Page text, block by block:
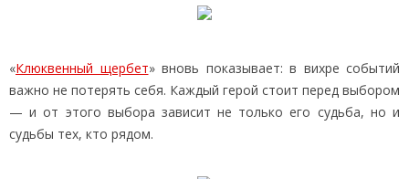
«Клюквенный щербет» вновь показывает: в вихре событий
важно не потерять себя. Каждый герой стоит перед выбором
— и от этого выбора зависит не только его судьба, но и
судьбы тех, кто рядом.